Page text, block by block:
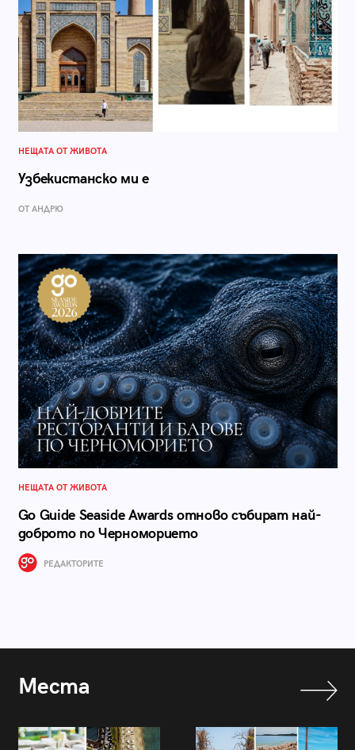
НЕЩАТА ОТ ЖИВОТА
Узбекистанско ми е
ОТ АНДРЮ
НЕЩАТА ОТ ЖИВОТА
Go Guide Seaside Awards отново събират най-
доброто по Черноморието
РЕДАКТОРИТЕ
Места